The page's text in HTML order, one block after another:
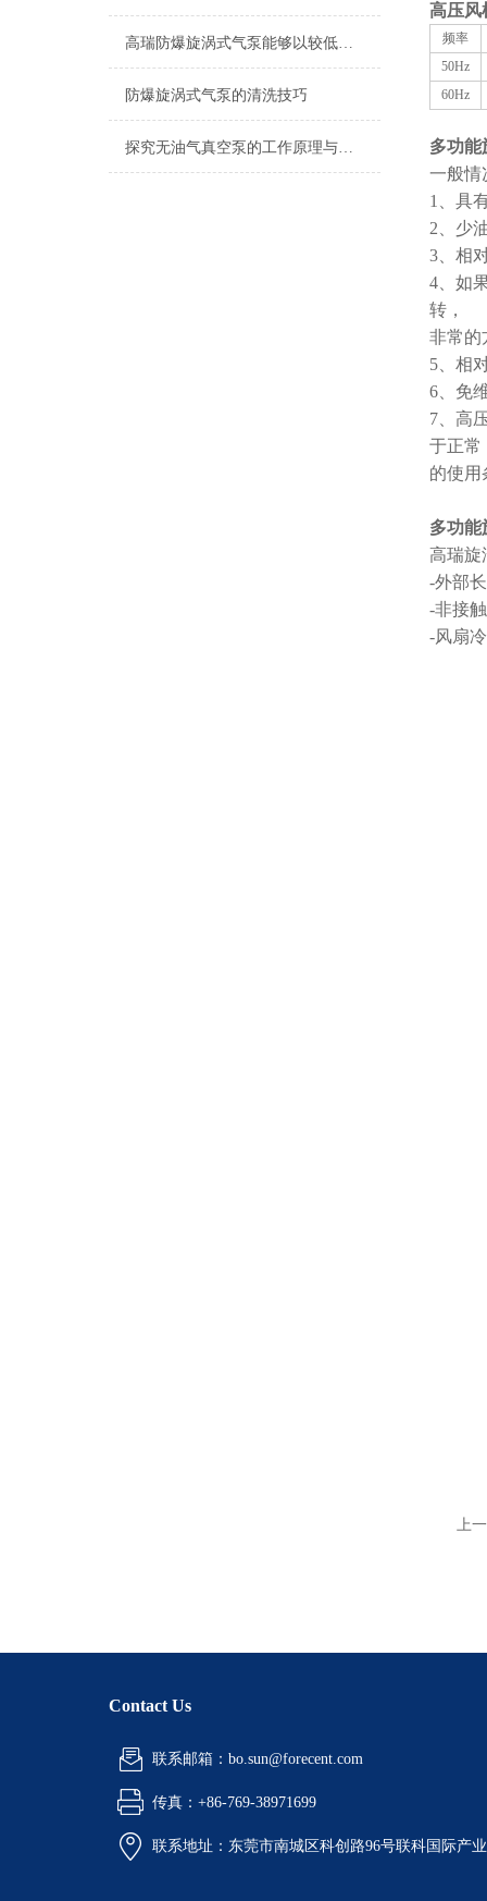
高瑞防爆旋涡式气泵能够以较低的能耗产生较高的空气流量
防爆旋涡式气泵的清洗技巧
探究无油气真空泵的工作原理与应用优势
高压风
频率
50Hz
60Hz
多功能
一般情
1、具
2、少
3、相
4、如
转，
非常的
5、相
6、免
7、高
于正常
的使用
多功能
高瑞旋
-外部
-非接
-风扇
上
Contact Us
联系邮箱：bo.sun@forecent.com
传真：+86-769-38971699
联系地址：东莞市南城区科创路96号联科国际产